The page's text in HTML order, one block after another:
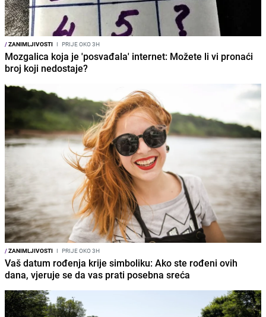
/ZANIMLJIVOSTI I PRIJE OKO 3H
Mozgalica koja je 'posvađala' internet: Možete li vi pronaći
broj koji nedostaje?
/ZANIMLJIVOSTI I PRIJE OKO 3H
Vaš datum rođenja krije simboliku: Ako ste rođeni ovih
dana, vjeruje se da vas prati posebna sreća